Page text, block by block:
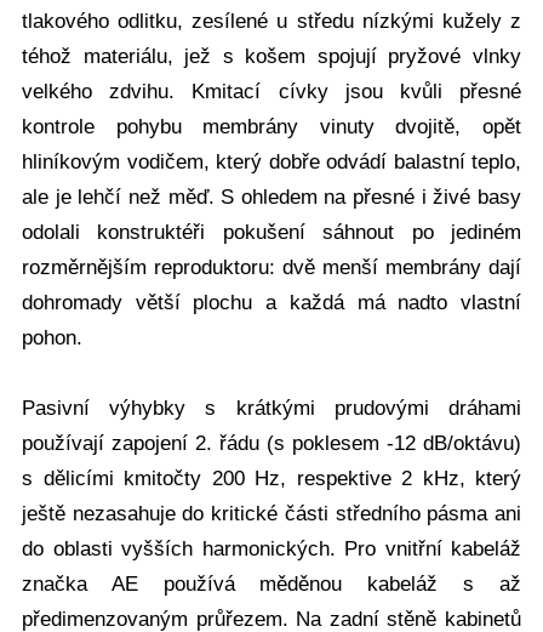
tlakového odlitku, zesílené u středu nízkými kužely z
téhož materiálu, jež s košem spojují pryžové vlnky
velkého zdvihu. Kmitací cívky jsou kvůli přesné
kontrole pohybu membrány vinuty dvojitě, opět
hliníkovým vodičem, který dobře odvádí balastní teplo,
ale je lehčí než měď. S ohledem na přesné i živé basy
odolali konstruktéři pokušení sáhnout po jediném
rozměrnějším reproduktoru: dvě menší membrány dají
dohromady větší plochu a každá má nadto vlastní
pohon.
Pasivní výhybky s krátkými prudovými dráhami
používají zapojení 2. řádu (s poklesem -12 dB/oktávu)
s dělicími kmitočty 200 Hz, respektive 2 kHz, který
ještě nezasahuje do kritické části středního pásma ani
do oblasti vyšších harmonických. Pro vnitřní kabeláž
značka AE používá měděnou kabeláž s až
předimenzovaným průřezem. Na zadní stěně kabinetů